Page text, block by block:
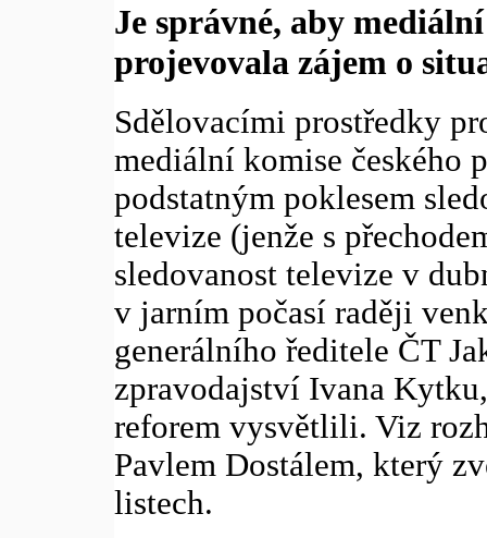
Je správné, aby
projevovala zájem o
Sdělovacími prostředky
mediální komise českého
podstatným poklesem
televize (jenže s
sledovanost televize v
v jarním počasí raději
generálního ředitele ČT
zpravodajství Ivana
reforem vysvětlili. Viz
Pavlem Dostálem, který
listech.